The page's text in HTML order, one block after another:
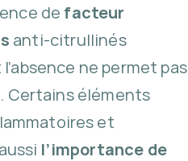
de facteur
anti-citrullinés
ne permet pas
Certains éléments
et
l’importance de